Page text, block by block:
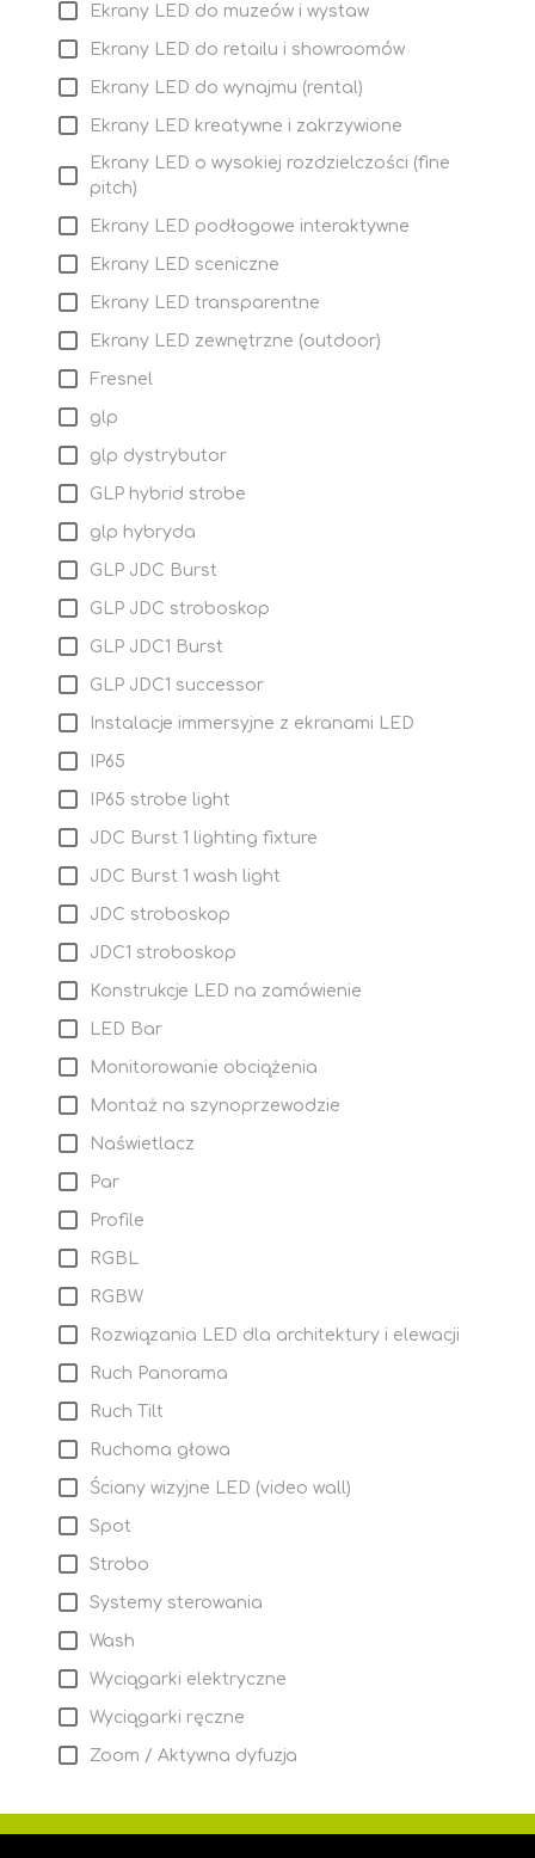
Ekrany LED do muzeów i wystaw
Ekrany LED do retailu i showroomów
Ekrany LED do wynajmu (rental)
Ekrany LED kreatywne i zakrzywione
Ekrany LED o wysokiej rozdzielczości (fine
pitch)
Ekrany LED podłogowe interaktywne
Ekrany LED sceniczne
Ekrany LED transparentne
Ekrany LED zewnętrzne (outdoor)
Fresnel
glp
glp dystrybutor
GLP hybrid strobe
glp hybryda
GLP JDC Burst
GLP JDC stroboskop
GLP JDC1 Burst
GLP JDC1 successor
Instalacje immersyjne z ekranami LED
IP65
IP65 strobe light
JDC Burst 1 lighting fixture
JDC Burst 1 wash light
JDC stroboskop
JDC1 stroboskop
Konstrukcje LED na zamówienie
LED Bar
Monitorowanie obciążenia
Montaż na szynoprzewodzie
Naświetlacz
Par
Profile
RGBL
RGBW
Rozwiązania LED dla architektury i elewacji
Ruch Panorama
Ruch Tilt
Ruchoma głowa
Ściany wizyjne LED (video wall)
Spot
Strobo
Systemy sterowania
Wash
Wyciągarki elektryczne
Wyciągarki ręczne
Zoom / Aktywna dyfuzja